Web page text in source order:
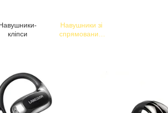
кліпси
Навушники зі
спрямованим